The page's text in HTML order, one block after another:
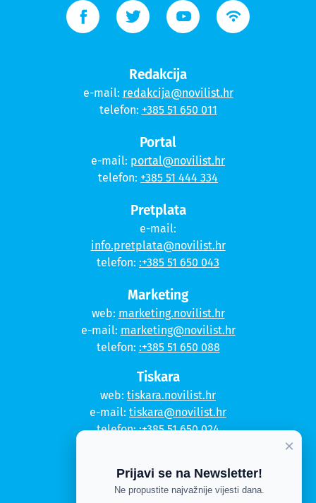
Redakcija
e-mail: redakcija@novilist.hr
telefon: +385 51 650 011
Portal
e-mail: portal@novilist.hr
telefon: +385 51 444 334
Pretplata
e-mail:
info.pretplata@novilist.hr
telefon: :+385 51 650 043
Marketing
web: marketing.novilist.hr
e-mail: marketing@novilist.hr
telefon: :+385 51 650 088
Tiskara
web: tiskara.novilist.hr
e-mail: tiskara@novilist.hr
telefon::+385 51 650 024
Kontakt
×
Prijavi se na Newsletter!
Ne propustite najvažnije vijesti dana.